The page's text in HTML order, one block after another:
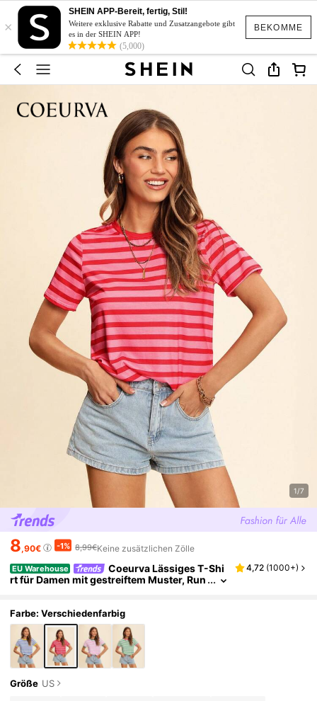
BEKOMME
×
SHEIN APP-Bereit, fertig, Stil!
Weitere exklusive Rabatte und Zusatzangebote gibt
es in der SHEIN APP!
(5,000)
1/7
8,90€ -1% 8,99€Keine zusätzlichen Zölle
EU Warehouse
Coeurva Lässiges T-Shi
rt für Damen mit gestreiftem Muster, Run
4,72 (1000+)
Farbe: Verschiedenfarbig
Größe US